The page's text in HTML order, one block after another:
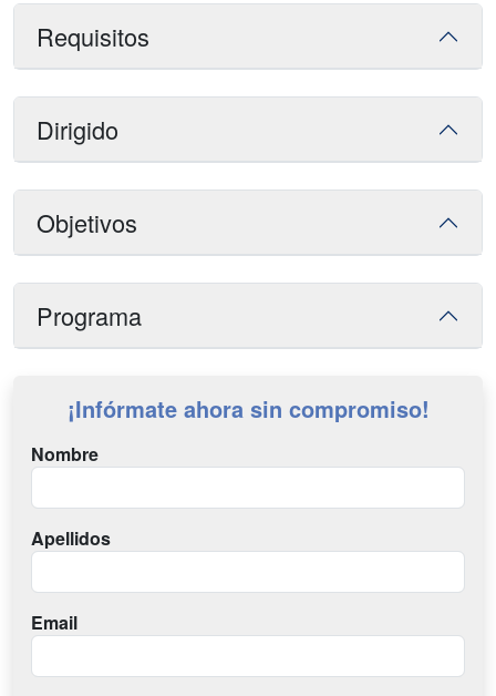
Requisitos
Dirigido
Objetivos
Programa
¡Infórmate ahora sin compromiso!
Nombre
Apellidos
Email